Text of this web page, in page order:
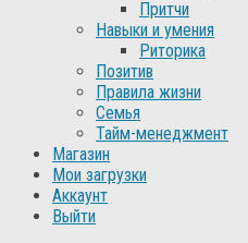
Притчи
Навыки и умения
Риторика
Позитив
Правила жизни
Семья
Тайм-менеджмент
Магазин
Мои загрузки
Аккаунт
Выйти